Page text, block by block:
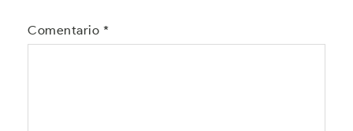
Comentario *